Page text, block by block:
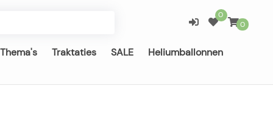
0
0
Thema's Traktaties SALE
Heliumballonnen